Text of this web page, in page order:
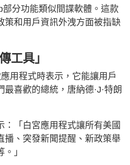
分功能類似間諜軟體。這款
策和用戶資訊外洩方面被指缺
工具」
用程式時表示，它能讓用戶
最喜歡的總統，唐納德·J·特朗
：「白宮應用程式讓所有美國
播、突發新聞提醒、新政策舉
」